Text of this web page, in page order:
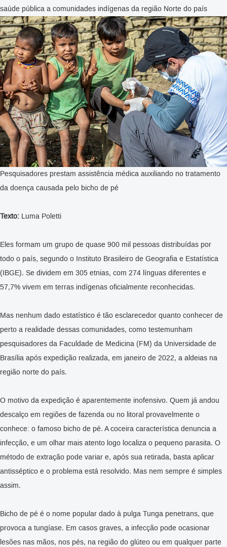
saúde pública a comunidades indígenas da região Norte do país
Pesquisadores prestam assistência médica auxiliando no tratamento
da doença causada pelo bicho de pé
Texto: Luma Poletti
Eles formam um grupo de quase 900 mil pessoas distribuídas por
todo o país, segundo o Instituto Brasileiro de Geografia e Estatística
(IBGE). Se dividem em 305 etnias, com 274 línguas diferentes e
57,7% vivem em terras indígenas oficialmente reconhecidas.
Mas nenhum dado estatístico é tão esclarecedor quanto conhecer de
perto a realidade dessas comunidades, como testemunham
pesquisadores da Faculdade de Medicina (FM) da Universidade de
Brasília após expedição realizada, em janeiro de 2022, a aldeias na
região norte do país.
O motivo da expedição é aparentemente inofensivo. Quem já andou
descalço em regiões de fazenda ou no litoral provavelmente o
conhece: o famoso bicho de pé. A coceira característica denuncia a
infecção, e um olhar mais atento logo localiza o pequeno parasita. O
método de extração pode variar e, após sua retirada, basta aplicar
antisséptico e o problema está resolvido. Mas nem sempre é simples
assim.
Bicho de pé é o nome popular dado à pulga Tunga penetrans, que
provoca a tungíase. Em casos graves, a infecção pode ocasionar
lesões nas mãos, nos pés, na região do glúteo ou em qualquer parte